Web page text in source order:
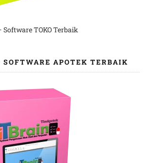
Software TOKO Terbaik
APOTEK TERBAIK